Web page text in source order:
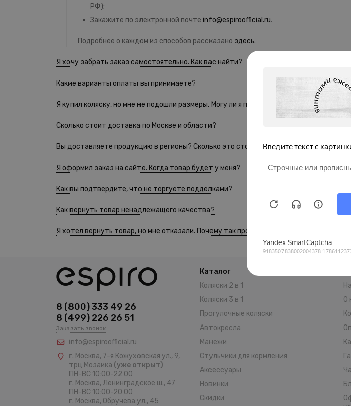
РФ);
Закажите по электронной почте info@espiroofficial.ru.
Подробнее о каждом из способов рассказано здесь.
Я хочу забрать заказ самостоятельно. Как вас найти?
Какие варианты оплаты вы принимаете?
Я купил коляску, но мне не подошли размеры. Могу ли я поменять её?
Сколько стоит доставка по Москве и области?
Вы доставляете продукцию в регионы? Сколько это стоит?
Я оформил заказ на сайте. Когда товар будет у меня?
Как вы подтвердите, что не торгуете подделками?
Как вернуть товар ненадлежащего качества?
Я хотел вернуть товар, но мне отказали. Почему так произошло?
8 (800) 333 49 26
8 (499) 226 26 51
Заказать звонок
info@espiroofficial.ru
г. Москва, 7-я Кожуховская ул., 9,
трц Мозаика (уже открыт)
ПН-ВС 10:00-22:00
г. Москва, Ленинградское ш., 47
ПН-ВС 10:00-20:00
г. Москва, Обручева ул., 45
Каталог
Коляски 2 в 1
Коляски 3 в 1
Прогулочные коляски
Автокресла
Манежи
Стульчики для кормления
Аксессуары
Новинки
Скидки
О